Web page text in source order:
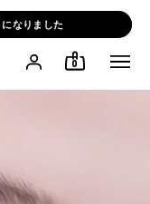
なりました
0